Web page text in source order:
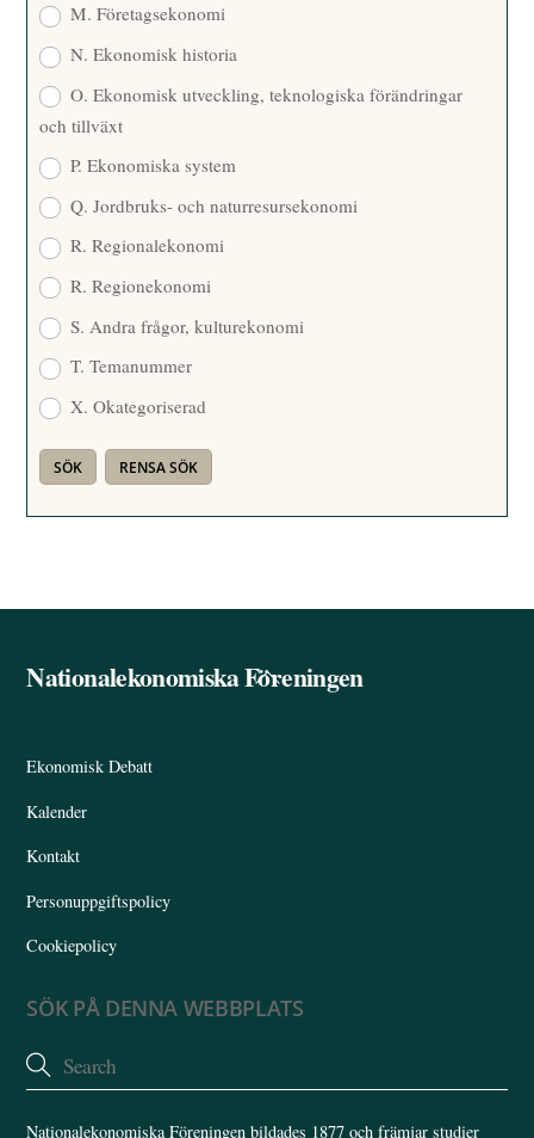
M. Företagsekonomi
N. Ekonomisk historia
O. Ekonomisk utveckling, teknologiska förändringar
och tillväxt
P. Ekonomiska system
Q. Jordbruks- och naturresursekonomi
R. Regionalekonomi
R. Regionekonomi
S. Andra frågor, kulturekonomi
T. Temanummer
X. Okategoriserad
Back
Nationalekonomiska Föreningen
Ekonomisk Debatt
Kalender
Kontakt
Personuppgiftspolicy
Cookiepolicy
SÖK PÅ DENNA WEBBPLATS
Nationalekonomiska Föreningen bildades 1877 och främjar studier